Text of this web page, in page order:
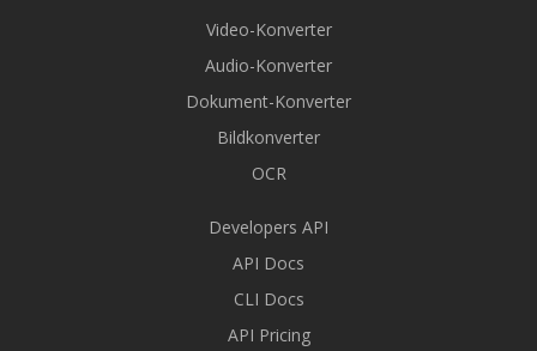
Video-Konverter
Audio-Konverter
Dokument-Konverter
Bildkonverter
OCR
Developers API
API Docs
CLI Docs
API Pricing